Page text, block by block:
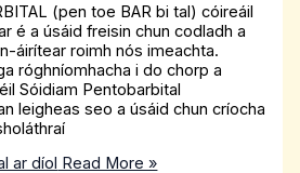
(pen toe BAR bi tal) cóireáil
é a úsáid freisin chun codladh a
áirítear roimh nós imeachta.
róghníomhacha i do chorp a
Sóidiam Pentobarbital
leigheas seo a úsáid chun críocha
ar díol Read More »